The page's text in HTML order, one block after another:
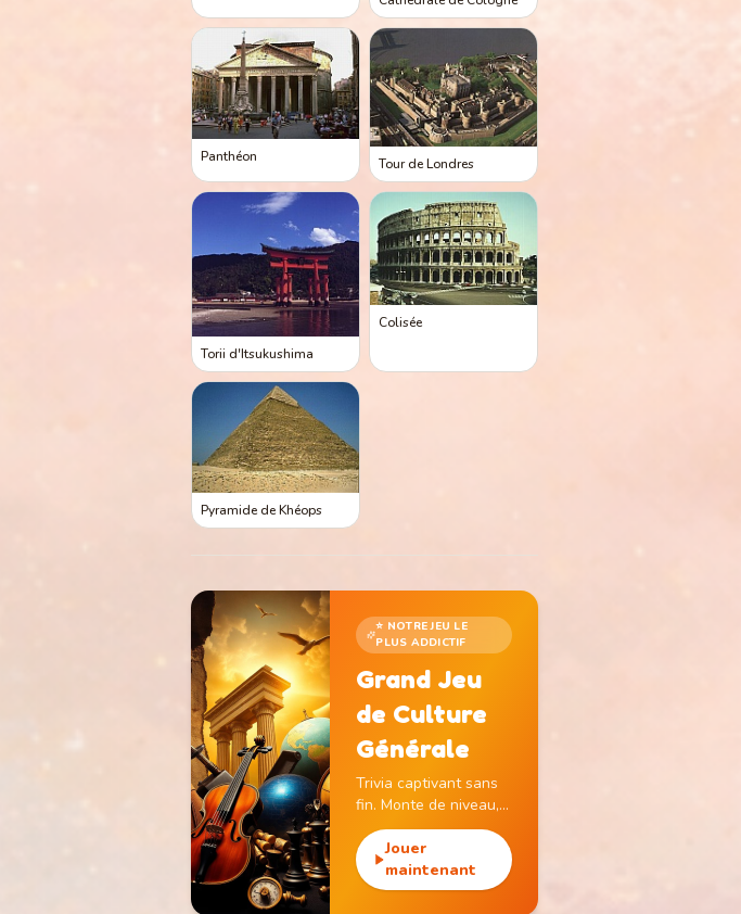
Panthéon Tour de Londres
Torii d'Itsukushima
Colisée
Pyramide de Khéops
⭐ NOTRE JEU LE
PLUS ADDICTIF
Grand Jeu
de Culture
Générale
Trivia captivant sans
fin. Monte de niveau,
gagne des pièces et
débloque des
monuments
emblématiques.
Jouer
maintenant